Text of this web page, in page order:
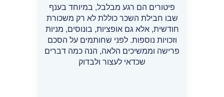
פיטורים הם רגע מבלבל, במיוחד בענף
שבו חבילת השכר כוללת לא רק משכורת
חודשית, אלא גם אופציות, בונוסים, מניות
וזכויות נוספות. לפני שחותמים על הסכם
פרישה וממשיכים הלאה, הנה כמה דברים
שכדאי לעצור ולבדוק